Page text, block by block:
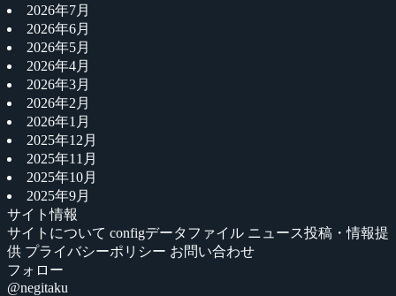
2026年7月
2026年6月
2026年5月
2026年4月
2026年3月
2026年2月
2026年1月
2025年12月
2025年11月
2025年10月
2025年9月
サイト情報
サイトについて configデータファイル ニュース投稿・情報提
供 プライバシーポリシー お問い合わせ
フォロー
@negitaku